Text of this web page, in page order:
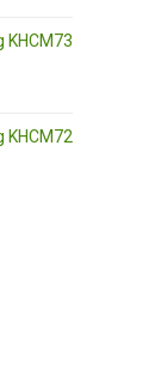
KHCM73
KHCM72